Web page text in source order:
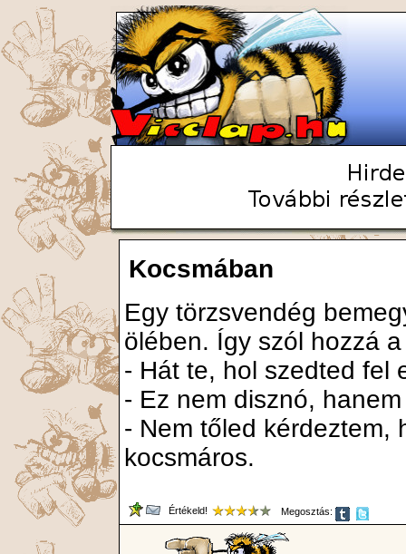
Kocsmában
Egy törzsvendég
ölében. Így szól hozzá
- Hát te, hol szedted fel
- Ez nem disznó,
- Nem tőled kérdeztem,
kocsmáros.
Értékeld! Megosztás: